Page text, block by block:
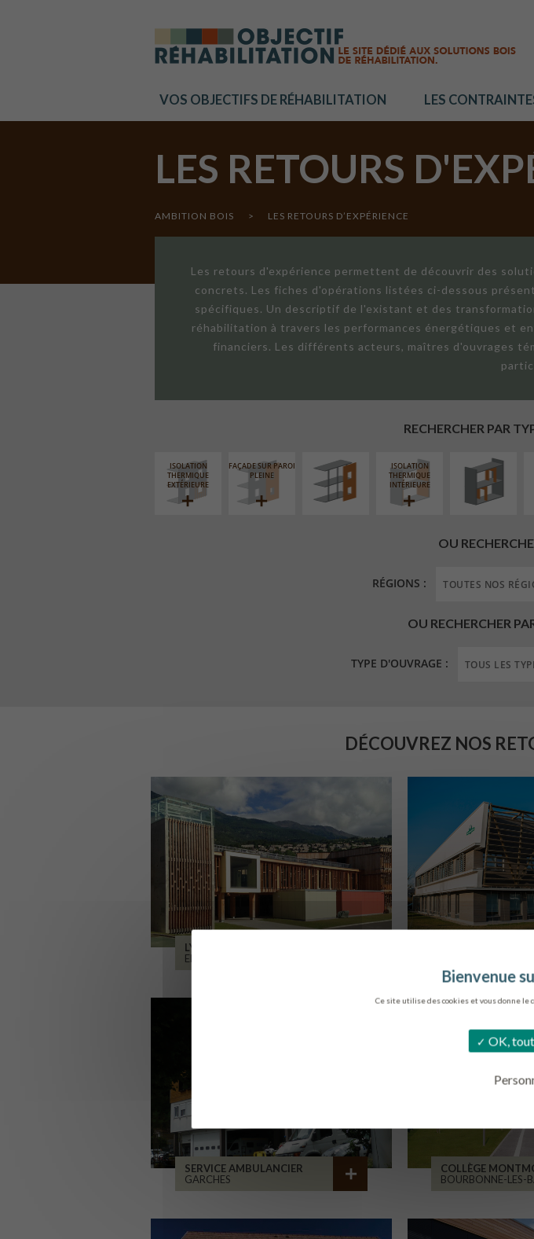
Ce site utilise des cookies et vous donne le
OK,
VOS OBJECTIFS DE RÉHABILITATION LES
LES RETOURS
AMBITION BOIS > LES RETOURS D’EXPÉRIENCE
Les retours d'expérience permettent de découvrir des
concrets. Les fiches d'opérations listées ci-dessous
spécifiques. Un descriptif de l'existant et des
réhabilitation à travers les performances énergétiques et
financiers. Les différents acteurs, maîtres d'ouvrages
RECHERCHER PAR
ISOLATION
THERMIQUE
EXTÉRIEURE
FAÇADE SUR PAROI
PLEINE
ISOLATION
THERMIQUE
INTÉRIEURE
OU
RÉGIONS :
OU RECHERCHER
TYPE D'OUVRAGE :
DÉCOUVREZ NOS
LYCÉE ALPES ET DURANCE
EMBRUN
SERVICE AMBULANCIER
GARCHES
COLLÈGE
BOURBONNE-LES-